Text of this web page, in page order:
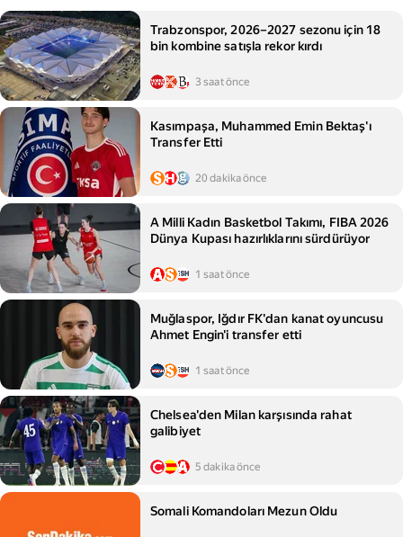
Trabzonspor, 2026–2027 sezonu için 18
bin kombine satışla rekor kırdı
3 saat önce
Kasımpaşa, Muhammed Emin Bektaş'ı
Transfer Etti
20 dakika önce
A Milli Kadın Basketbol Takımı, FIBA 2026
Dünya Kupası hazırlıklarını sürdürüyor
1 saat önce
Muğlaspor, Iğdır FK'dan kanat oyuncusu
Ahmet Engin'i transfer etti
1 saat önce
Chelsea'den Milan karşısında rahat
galibiyet
5 dakika önce
Somali Komandoları Mezun Oldu